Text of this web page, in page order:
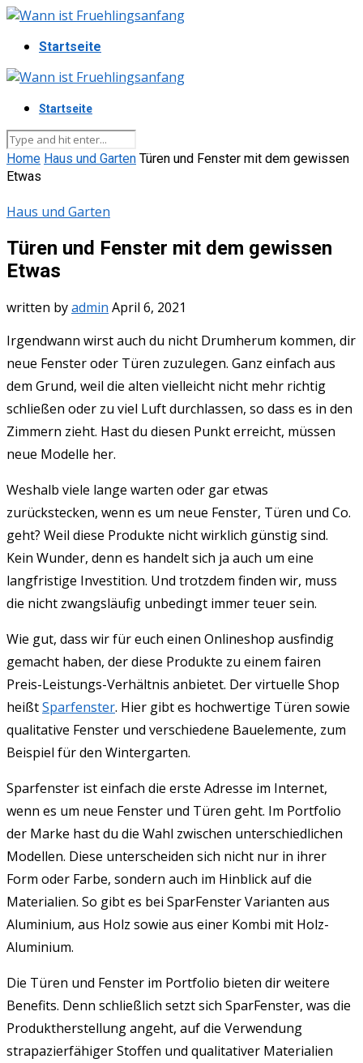
Startseite
Startseite
Home Haus und Garten Türen und Fenster mit dem gewissen
Etwas
Haus und Garten
Türen und Fenster mit dem gewissen
Etwas
written byadmin April 6, 2021
Irgendwann wirst auch du nicht Drumherum kommen, dir
neue Fenster oder Türen zuzulegen. Ganz einfach aus
dem Grund, weil die alten vielleicht nicht mehr richtig
schließen oder zu viel Luft durchlassen, so dass es in den
Zimmern zieht. Hast du diesen Punkt erreicht, müssen
neue Modelle her.
Weshalb viele lange warten oder gar etwas
zurückstecken, wenn es um neue Fenster, Türen und Co.
geht? Weil diese Produkte nicht wirklich günstig sind.
Kein Wunder, denn es handelt sich ja auch um eine
langfristige Investition. Und trotzdem finden wir, muss
die nicht zwangsläufig unbedingt immer teuer sein.
Wie gut, dass wir für euch einen Onlineshop ausfindig
gemacht haben, der diese Produkte zu einem fairen
Preis-Leistungs-Verhältnis anbietet. Der virtuelle Shop
heißtSparfenster. Hier gibt es hochwertige Türen sowie
qualitative Fenster und verschiedene Bauelemente, zum
Beispiel für den Wintergarten.
Sparfenster ist einfach die erste Adresse im Internet,
wenn es um neue Fenster und Türen geht. Im Portfolio
der Marke hast du die Wahl zwischen unterschiedlichen
Modellen. Diese unterscheiden sich nicht nur in ihrer
Form oder Farbe, sondern auch im Hinblick auf die
Materialien. So gibt es bei SparFenster Varianten aus
Aluminium, aus Holz sowie aus einer Kombi mit Holz-
Aluminium.
Die Türen und Fenster im Portfolio bieten dir weitere
Benefits. Denn schließlich setzt sich SparFenster, was die
Produktherstellung angeht, auf die Verwendung
strapazierfähiger Stoffen und qualitativer Materialien